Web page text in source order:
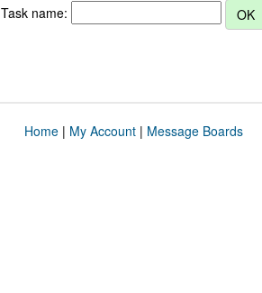
Task name:
Home| My Account| Message Boards